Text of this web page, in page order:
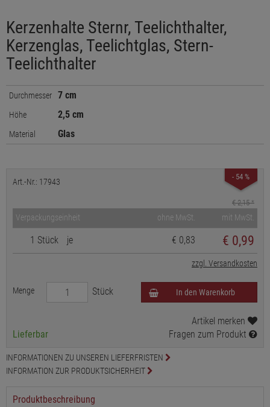
Kerzenhalte Sternr, Teelichthalter,
Kerzenglas, Teelichtglas, Stern-
Teelichthalter
Durchmesser 7 cm
Höhe 2,5 cm
Material Glas
- 54 %
Art.-Nr.: 17943
€ 2,15*
Verpackungseinheit ohne MwSt. mit MwSt.
1 Stück je € 0,83 € 0,99
zzgl. Versandkosten
Menge Stück In den Warenkorb
Lieferbar
Artikel merken
Fragen zum Produkt
INFORMATIONEN ZU UNSEREN LIEFERFRISTEN
INFORMATION ZUR PRODUKTSICHERHEIT
Produktbeschreibung